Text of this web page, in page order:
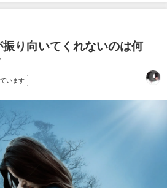
り向いてくれないのは何
います